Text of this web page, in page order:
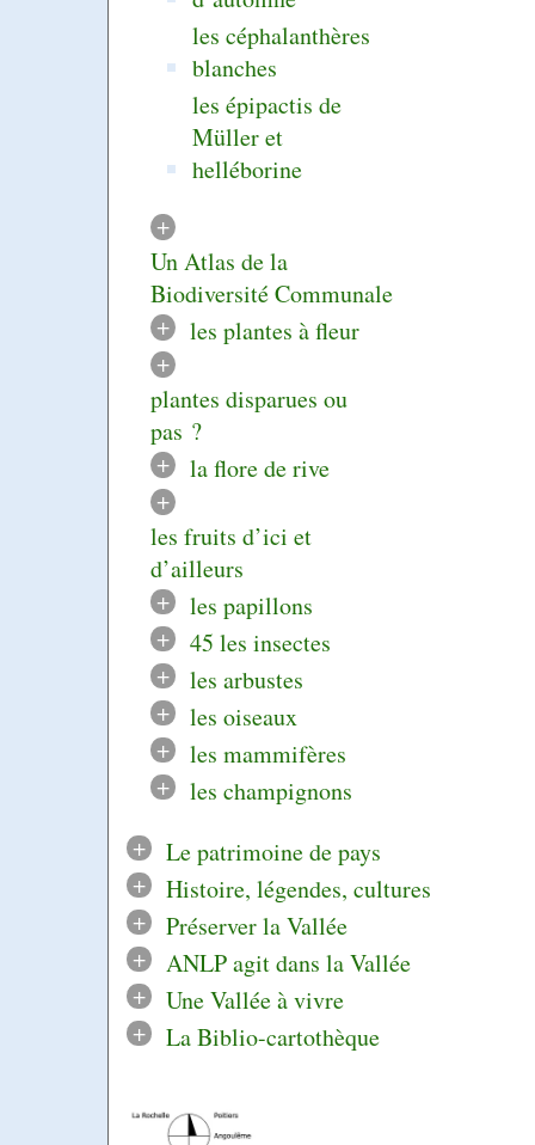
les céphalanthères
blanches
les épipactis de
Müller et
helléborine
+
Un Atlas de la
Biodiversité Communale
+
les plantes à fleur
+
plantes disparues ou
pas ?
+
la flore de rive
+
les fruits d’ici et
d’ailleurs
+
les papillons
+
45 les insectes
+
les arbustes
+
les oiseaux
+
les mammifères
+
les champignons
+
Le patrimoine de pays
+
Histoire, légendes, cultures
+
Préserver la Vallée
+
ANLP agit dans la Vallée
+
Une Vallée à vivre
+
La Biblio-cartothèque